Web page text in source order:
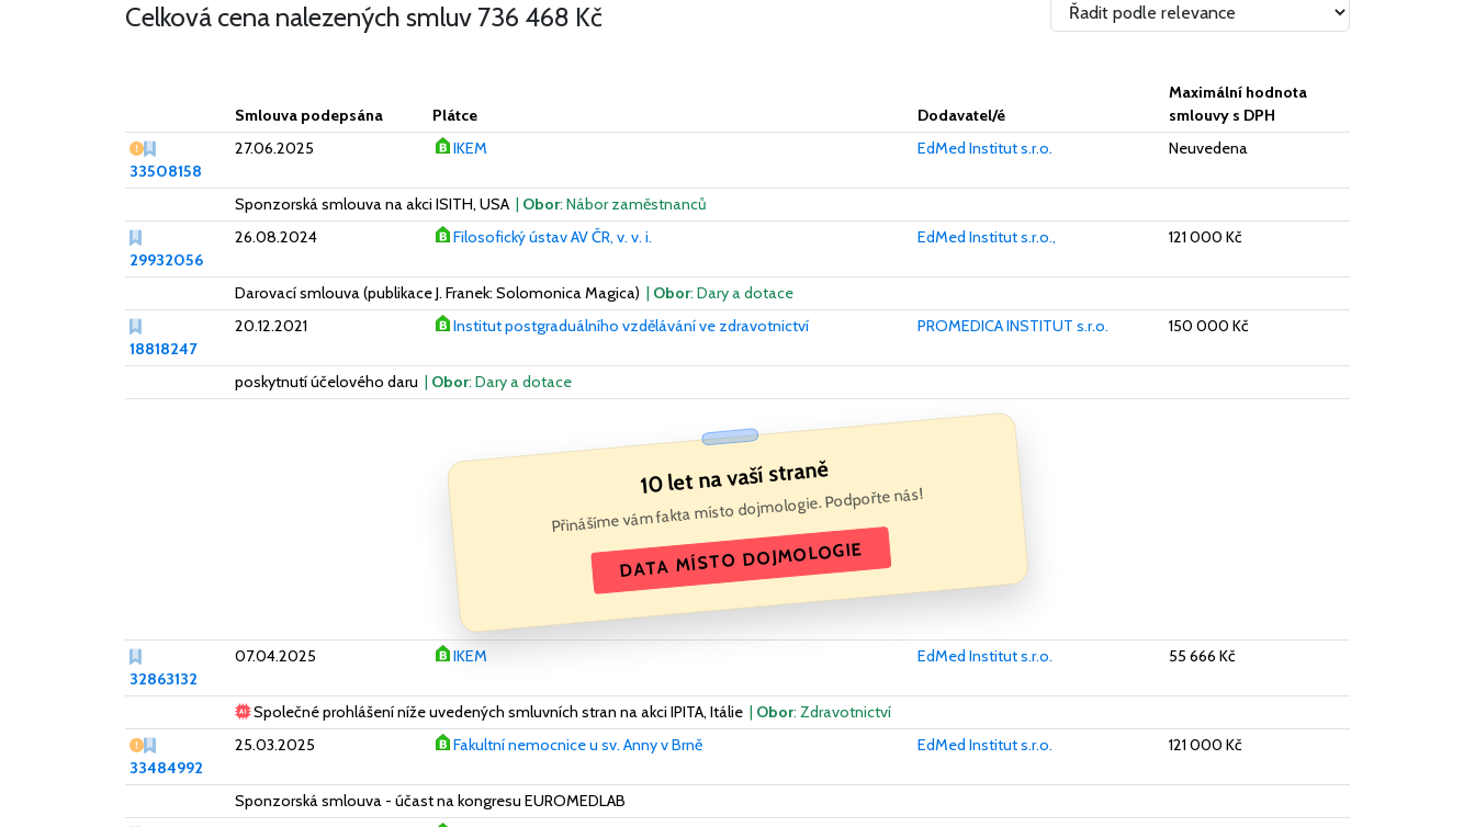
Celková cena nalezených smluv 736 468 Kč
Smlouva podepsána Plátce Dodavatel/é
Maximální hodnota
smlouvy s DPH
Malý nedostatek
33508158
27.06.2025 IKEM EdMed Institut s.r.o. Neuvedena
Sponzorská smlouva na akci ISITH, USA | Obor: Nábor zaměstnanců
29932056
26.08.2024 Filosofický ústav AV ČR, v. v. i. EdMed Institut s.r.o., 121 000 Kč
Darovací smlouva (publikace J. Franek: Solomonica Magica) | Obor: Dary a dotace
18818247
20.12.2021 Institut postgraduálního vzdělávání ve zdravotnictví PROMEDICA INSTITUT s.r.o. 150 000 Kč
poskytnutí účelového daru | Obor: Dary a dotace
10 let na vaší straně
Přinášíme vám fakta místo dojmologie. Podpořte nás!
DATA MÍSTO DOJMOLOGIE
32863132
07.04.2025 IKEM EdMed Institut s.r.o. 55 666 Kč
Společné prohlášení níže uvedených smluvních stran na akci IPITA, Itálie | Obor: Zdravotnictví
Vážný nedostatek
33484992
25.03.2025 Fakultní nemocnice u sv. Anny v Brně EdMed Institut s.r.o. 121 000 Kč
Sponzorská smlouva - účast na kongresu EUROMEDLAB